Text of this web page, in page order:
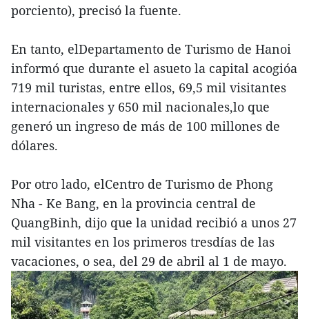
porciento), precisó la fuente.
En tanto, elDepartamento de Turismo de Hanoi
informó que durante el asueto la capital acogióa
719 mil turistas, entre ellos, 69,5 mil visitantes
internacionales y 650 mil nacionales,lo que
generó un ingreso de más de 100 millones de
dólares.
Por otro lado, elCentro de Turismo de Phong
Nha - Ke Bang, en la provincia central de
QuangBinh, dijo que la unidad recibió a unos 27
mil visitantes en los primeros tresdías de las
vacaciones, o sea, del 29 de abril al 1 de mayo.